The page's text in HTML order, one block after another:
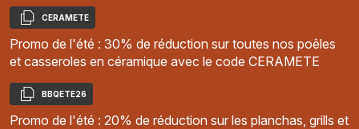
Copier
CERAMETE
Promo de l'été : 30% de réduction sur toutes nos poêles
et casseroles en céramique avec le code CERAMETE
Copier
BBQETE26
Promo de l'été : 20% de réduction sur les planchas, grills et